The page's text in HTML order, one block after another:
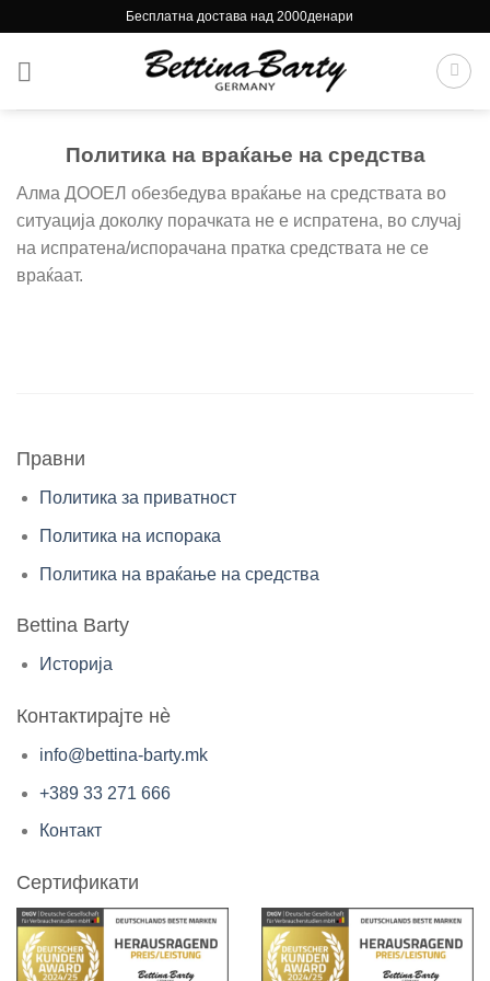
content
Бесплатна достава над 2000денари
Политика на враќање на средства
Алма ДООЕЛ обезбедува враќање на средствата во
ситуација доколку порачката не е испратена, во случај
на испратена/испорачана пратка средствата не се
враќаат.
Правни
Политика за приватност
Политика на испорака
Политика на враќање на средства
Bettina Barty
Историја
Контактирајте нè
info@bettina-barty.mk
+389 33 271 666
Контакт
Сертификати